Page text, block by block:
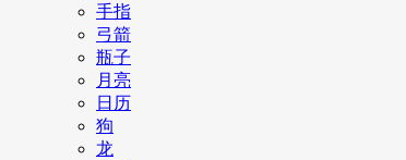
手指
弓箭
瓶子
月亮
日历
狗
龙